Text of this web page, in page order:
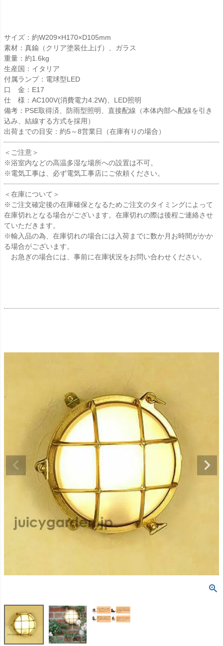
サイズ：約W209×H170×D105mm
素材：真鍮（クリア塗装仕上げ）、ガラス
重量：約1.6kg
生産国：イタリア
付属ランプ：電球型LED
口 金：E17
仕 様：AC100V(消費電力4.2W)、LED照明
備考：PSE取得済、防雨型照明、直接配線（本体内部へ配線を引き
込み、結線する方式を採用）
出荷までの目安：約5～8営業日（在庫有りの場合）
＜ご注意＞
※浴室内などの高温多湿な場所への設置は不可。
※電気工事は、必ず電気工事店にご依頼ください。
＜在庫について＞
※ご注文確定後の在庫確保となるためご注文のタイミングによって
在庫切れとなる場合がございます。在庫切れの際は後程ご連絡させ
ていただきます。
※輸入品の為、在庫切れの場合には入荷までに数か月お時間がかか
る場合がございます。
お急ぎの場合には、事前に在庫状況をお問い合わせください。